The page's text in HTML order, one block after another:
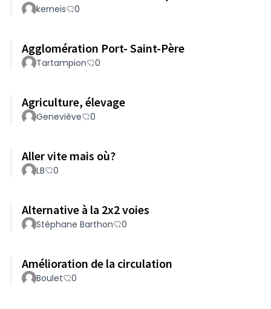
kerneis 0
Agglomération Port- Saint-Père
Tartampion 0
Agriculture, élevage
Geneviève 0
Aller vite mais où?
LB 0
Alternative à la 2x2 voies
Stéphane Barthon 0
Amélioration de la circulation
Boulet 0